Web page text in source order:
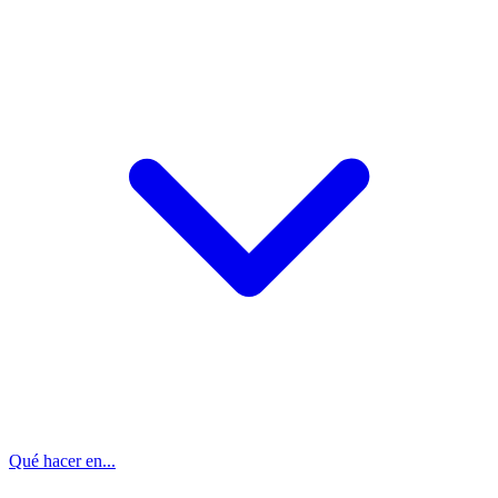
Qué hacer en...